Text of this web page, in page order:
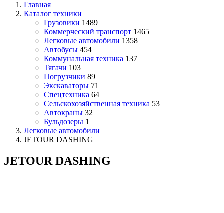
Главная
Каталог техники
Грузовики 1489
Коммерческий транспорт 1465
Легковые автомобили 1358
Автобусы 454
Коммунальная техника 137
Тягачи 103
Погрузчики 89
Экскаваторы 71
Спецтехника 64
Сельскохозяйственная техника 53
Автокраны 32
Бульдозеры 1
Легковые автомобили
JETOUR DASHING
JETOUR DASHING